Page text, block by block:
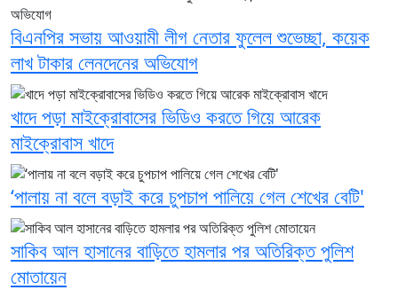
বিএনপির সভায় আওয়ামী লীগ নেতার ফুলেল শুভেচ্ছা, কয়েক
লাখ টাকার লেনদেনের অভিযোগ
খাদে পড়া মাইক্রোবাসের ভিডিও করতে গিয়ে আরেক
মাইক্রোবাস খাদে
‘পালায় না বলে বড়াই করে চুপচাপ পালিয়ে গেল শেখের বেটি'
সাকিব আল হাসানের বাড়িতে হামলার পর অতিরিক্ত পুলিশ
মোতায়েন